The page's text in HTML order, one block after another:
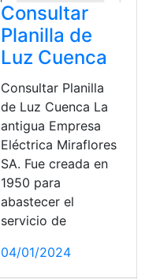
Consultar
Planilla de
Luz Cuenca
Consultar Planilla
de Luz Cuenca La
antigua Empresa
Eléctrica Miraflores
SA. Fue creada en
1950 para
abastecer el
servicio de
04/01/2024